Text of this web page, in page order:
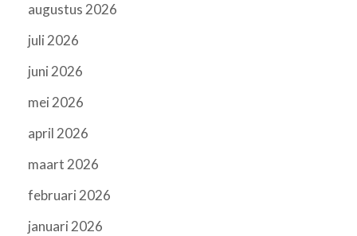
augustus 2026
juli 2026
juni 2026
mei 2026
april 2026
maart 2026
februari 2026
januari 2026